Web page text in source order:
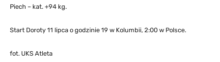
Piech – kat. +94 kg.
Start Doroty 11 lipca o godzinie 19 w Kolumbii, 2:00 w Polsce.
fot. UKS Atleta